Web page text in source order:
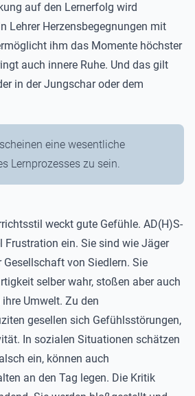
auf den Lernerfolg wird
Lehrer Herzensbegegnungen mit
ihm das Momente höchster
auch innere Ruhe. Und das gilt
in der Jungschar oder dem
eine wesentliche
Lernprozesses zu sein.
weckt gute Gefühle. AD(H)S-
Frustration ein. Sie sind wie Jäger
von Siedlern. Sie
selber wahr, stoßen aber auch
Umwelt. Zu den
gesellen sich Gefühlsstörungen,
In sozialen Situationen schätzen
ein, können auch
an den Tag legen. Die Kritik